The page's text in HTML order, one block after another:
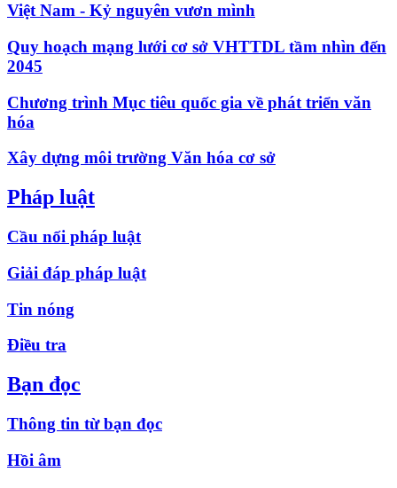
Việt Nam - Kỷ nguyên vươn mình
Quy hoạch mạng lưới cơ sở VHTTDL tầm nhìn đến
2045
Chương trình Mục tiêu quốc gia về phát triển văn
hóa
Xây dựng môi trường Văn hóa cơ sở
Pháp luật
Cầu nối pháp luật
Giải đáp pháp luật
Tin nóng
Điều tra
Bạn đọc
Thông tin từ bạn đọc
Hồi âm